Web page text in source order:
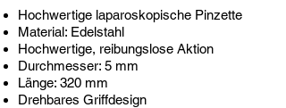
Hochwertige laparoskopische Pinzette
Material: Edelstahl
Hochwertige, reibungslose Aktion
Durchmesser: 5 mm
Länge: 320 mm
Drehbares Griffdesign